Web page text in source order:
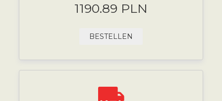
1190.89 PLN
BESTELLEN